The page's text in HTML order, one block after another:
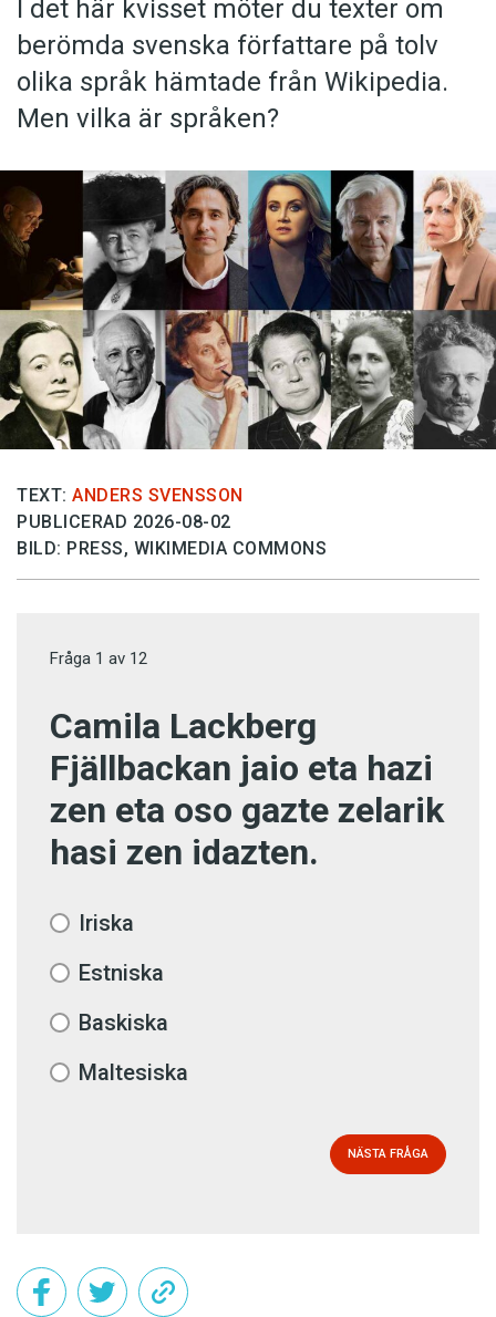
I det här kvisset möter du texter om
berömda svenska författare på tolv
olika språk hämtade från Wikipedia.
Men vilka är språken?
TEXT: ANDERS SVENSSON
PUBLICERAD 2026-08-02
BILD: PRESS, WIKIMEDIA COMMONS
Fråga 1 av 12
Camila Lackberg
Fjällbackan jaio eta hazi
zen eta oso gazte zelarik
hasi zen idazten.
Iriska
Estniska
Baskiska
Maltesiska
NÄSTA FRÅGA